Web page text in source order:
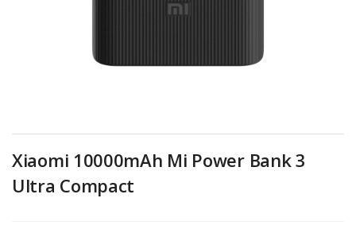
Xiaomi 10000mAh Mi Power Bank 3
Ultra Compact